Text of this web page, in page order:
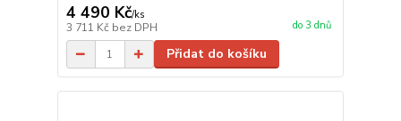
4 490 Kč/ks
3 711 Kč bez DPH do 3 dnů
Přidat do košíku